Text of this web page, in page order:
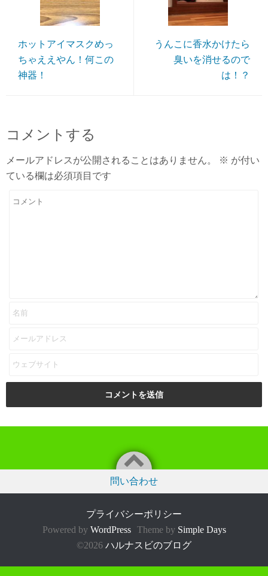
ホットアイマスクめっ
ちゃええやん！何この
神器！
うんこに香水かけたら
臭いを消せるので
は！？
コメントする
メールアドレスが公開されることはありません。 ※ が付い
ている欄は必須項目です
問い合わせ
プライバシーポリシー
Powered by WordPress Theme by Simple Days
©2026 ハルナスビのブログ